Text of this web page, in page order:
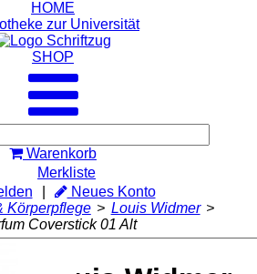
HOME
SHOP
Warenkorb
Merkliste
Neues Konto
Körperpflege > Louis Widmer >
Coverstick 01 Alt